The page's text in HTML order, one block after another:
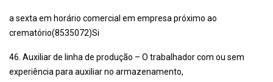
a sexta em horário comercial em empresa próximo ao
crematório(8535072)Si
46. Auxiliar de linha de produção – O trabalhador com ou sem
experiência para auxiliar no armazenamento,